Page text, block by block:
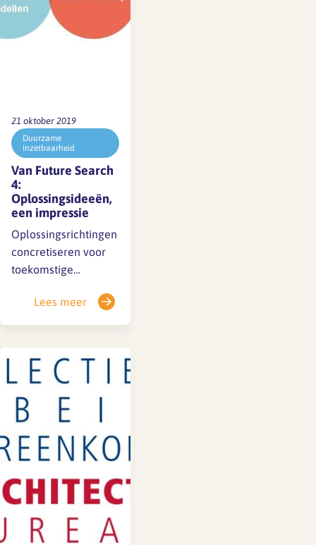
partijen is om voor
het eind van het jaar
21 oktober 2019
Duurzame
inzetbaarheid
Van Future Search
4:
Oplossingsideeën,
een impressie
Oplossingsrichtingen
concretiseren voor
toekomstige
architectenbranche
was de rode draad
op 10 september
2019. Werkgevers en
branche werkten ter
oplossingsideeën uit
voor samenwerken
in ecosystemen &
partnerships , voor…
Lees meer